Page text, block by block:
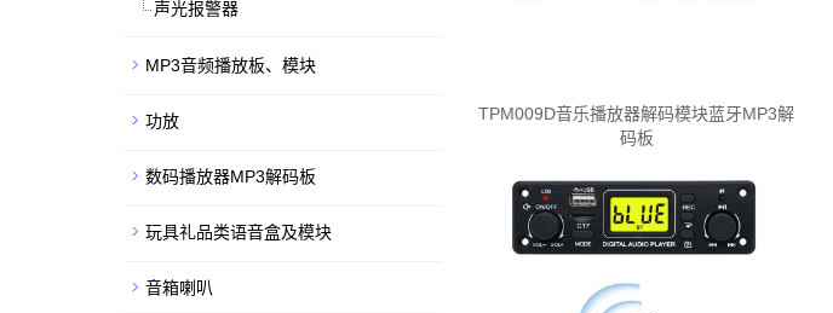
TPM009D音乐播放器解码模块蓝牙MP3解
码板
声光报警器
MP3音频播放板、模块
功放
数码播放器MP3解码板
玩具礼品类语音盒及模块
音箱喇叭